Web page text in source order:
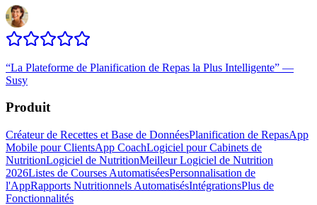
“La Plateforme de Planification de Repas la Plus Intelligente” —
Susy
Produit
Créateur de Recettes et Base de DonnéesPlanification de RepasApp
Mobile pour ClientsApp CoachLogiciel pour Cabinets de
NutritionLogiciel de NutritionMeilleur Logiciel de Nutrition
2026Listes de Courses AutomatiséesPersonnalisation de
l'AppRapports Nutritionnels AutomatisésIntégrationsPlus de
Fonctionnalités